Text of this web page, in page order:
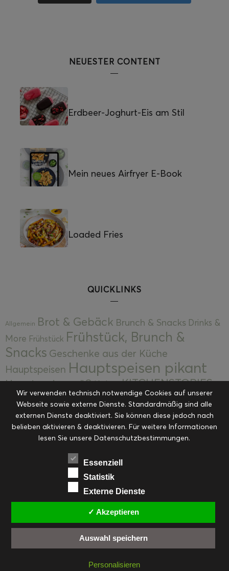
NEUESTER CONTENT
Erdbeer-Joghurt-Eis am Stil
Mein neues Airfryer E-Book
Loaded Fries
QUICKLINKS
Allgemein Brot & Gebäck Brunch & Snacks Drinks &
More Frühstück Frühstück, Brunch &
Snacks Geschenke aus der Küche
Hauptspeisen Hauptspeisen pikant
Hauptspeisen süßKekseKITCHENSTORIES
Kuchen, Torten & Desserts Kuchen und
Desserts Kulinarik Kulinarische Mitbringsel &
Eingemachtes Ohne Kategorie Ostern Resteküche
RezepteSaisonalSliderStartseite
Suppen, Salate & Vorspeisen
Vorspeisen, Salate & Suppen
Weihnachten Workshops & Events
FACEBOOK PINTEREST
EMAIL
INSTAGRAM
Wir verwenden technisch notwendige Cookies auf unserer
Webseite sowie externe Dienste. Standardmäßig sind alle
externen Dienste deaktiviert. Sie können diese jedoch nach
belieben aktivieren & deaktivieren. Für weitere Informationen
lesen Sie unsere Datenschutzbestimmungen.
Essenziell
Statistik
Externe Dienste
✓ Akzeptieren
Auswahl speichern
Personalisieren